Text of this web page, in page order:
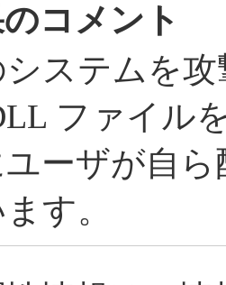
コメント
ステムを
ファイル
ーザが自
す。